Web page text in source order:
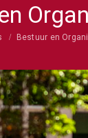
Bestuur en